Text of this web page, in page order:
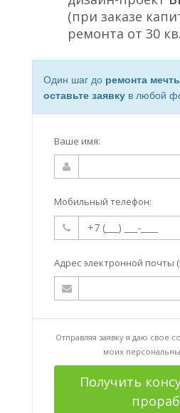
(при заказе
ремонта от 30
Один шаг до ремонта
оставьте заявку в любой
Ваше имя:
Мобильный телефон:
Адрес электронной почты
Отправляя заявку я даю свое
моих
Получить